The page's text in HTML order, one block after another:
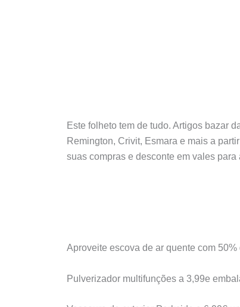
Este folheto tem de tudo. Artigos bazar
Remington, Crivit, Esmara e mais a
suas compras e desconte em vales
Aproveite escova de ar quente com 50%
Pulverizador multifunções a 3,99e